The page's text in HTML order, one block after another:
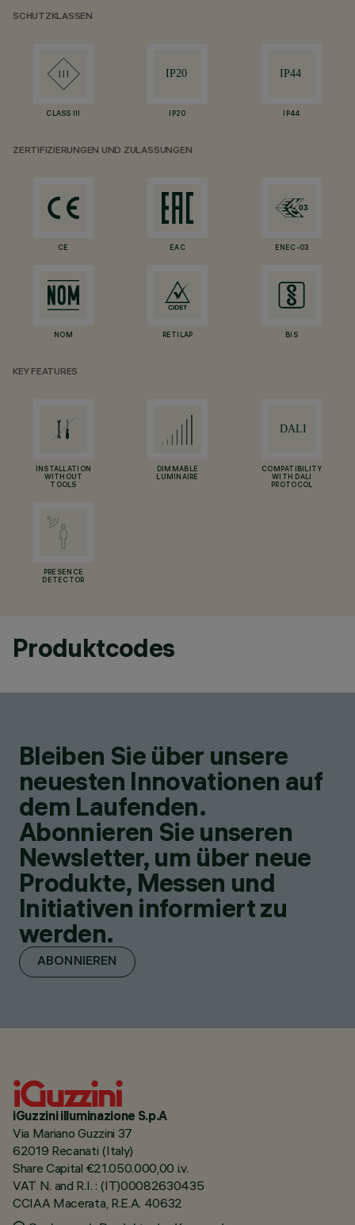
SCHUTZKLASSEN
CLASS III IP20 IP44
ZERTIFIZIERUNGEN UND ZULASSUNGEN
CE EAC ENEC-03
NOM RETILAP BIS
KEY FEATURES
INSTALLATION
WITHOUT
TOOLS
DIMMABLE
LUMINAIRE
COMPATIBILITY
WITH DALI
PROTOCOL
PRESENCE
DETECTOR
Produktcodes
Bleiben Sie über unsere
neuesten Innovationen auf
dem Laufenden.
Abonnieren Sie unseren
Newsletter, um über neue
Produkte, Messen und
Initiativen informiert zu
werden.
ABONNIEREN
iGuzzini illuminazione S.p.A
Via Mariano Guzzini 37
62019 Recanati (Italy)
Share Capital €21.050.000,00 i.v.
VAT N. and R.I. : (IT)00082630435
CCIAA Macerata, R.E.A. 40632